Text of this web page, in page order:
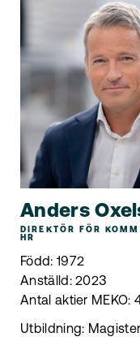
Anders
DIREKTÖR FÖR
HR
Född: 1972
Anställd: 2023
Antal aktier MEKO:
Utbildning: